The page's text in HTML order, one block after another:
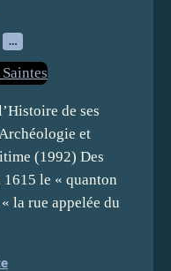
…
de ses
et
(1992) Des
le « quanton
la rue appelée du